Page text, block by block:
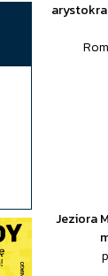
Jeziora